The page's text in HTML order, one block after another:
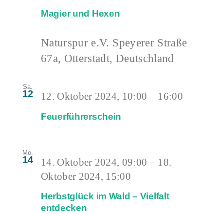
Magier und Hexen
Naturspur e.V. Speyerer Straße
67a, Otterstadt, Deutschland
Sa.
12
Feuerführerschein
12. Oktober 2024, 10:00 – 16:00
Mo.
14
Herbstglück im Wald – Vielfalt
entdecken
14. Oktober 2024, 09:00 – 18.
Oktober 2024, 15:00